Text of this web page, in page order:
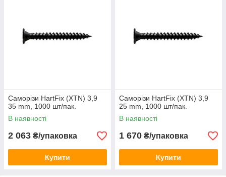
Саморізи HartFix (XTN) 3,9
35 mm, 1000 шт/пак.
В наявності
2 063 ₴/упаковка
Купити
Саморізи HartFix (XTN) 3,9
25 mm, 1000 шт/пак.
В наявності
1 670 ₴/упаковка
Купити